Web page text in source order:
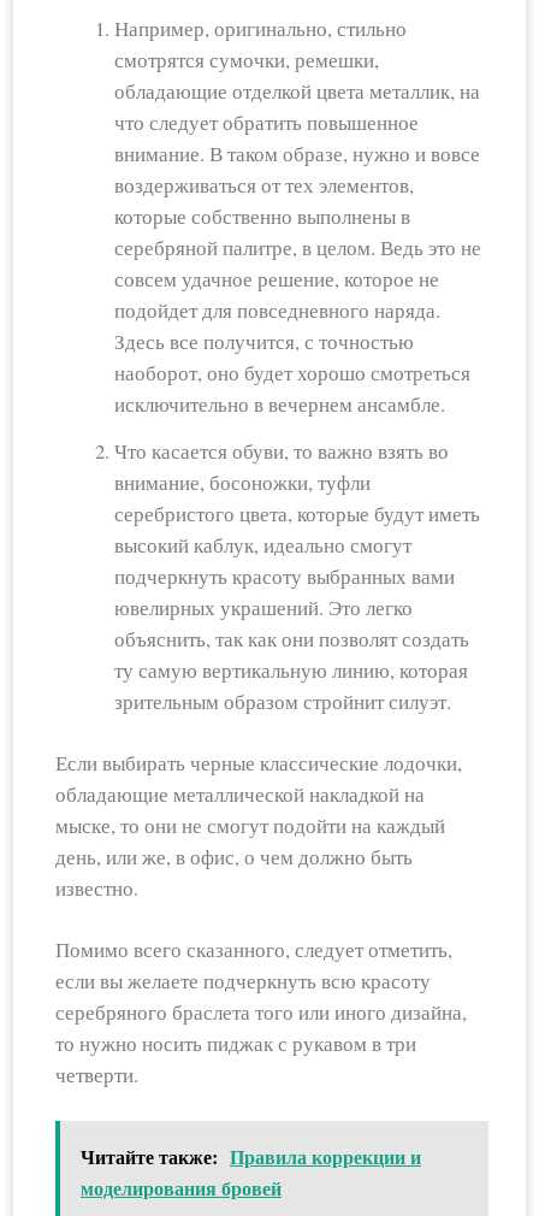
Например, оригинально, стильно
смотрятся сумочки, ремешки,
обладающие отделкой цвета металлик, на
что следует обратить повышенное
внимание. В таком образе, нужно и вовсе
воздерживаться от тех элементов,
которые собственно выполнены в
серебряной палитре, в целом. Ведь это не
совсем удачное решение, которое не
подойдет для повседневного наряда.
Здесь все получится, с точностью
наоборот, оно будет хорошо смотреться
исключительно в вечернем ансамбле.
Что касается обуви, то важно взять во
внимание, босоножки, туфли
серебристого цвета, которые будут иметь
высокий каблук, идеально смогут
подчеркнуть красоту выбранных вами
ювелирных украшений. Это легко
объяснить, так как они позволят создать
ту самую вертикальную линию, которая
зрительным образом стройнит силуэт.
Если выбирать черные классические лодочки,
обладающие металлической накладкой на
мыске, то они не смогут подойти на каждый
день, или же, в офис, о чем должно быть
известно.
Помимо всего сказанного, следует отметить,
если вы желаете подчеркнуть всю красоту
серебряного браслета того или иного дизайна,
то нужно носить пиджак с рукавом в три
четверти.
Читайте также: Правила коррекции и
моделирования бровей